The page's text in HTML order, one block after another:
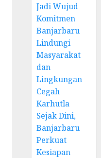
Jadi Wujud
Komitmen
Banjarbaru
Lindungi
Masyarakat
dan
Lingkungan
Cegah
Karhutla
Sejak Dini,
Banjarbaru
Perkuat
Kesiapan